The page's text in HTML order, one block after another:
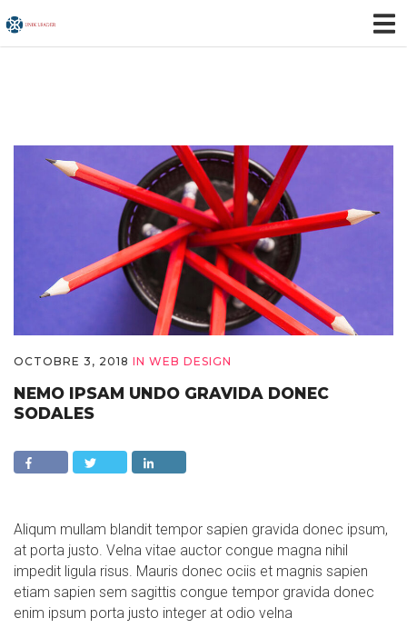
OCTOBRE 3, 2018 IN WEB DESIGN
NEMO IPSAM UNDO GRAVIDA DONEC
SODALES
Aliqum mullam blandit tempor sapien gravida donec ipsum,
at porta justo. Velna vitae auctor congue magna nihil
impedit ligula risus. Mauris donec ociis et magnis sapien
etiam sapien sem sagittis congue tempor gravida donec
enim ipsum porta justo integer at odio velna